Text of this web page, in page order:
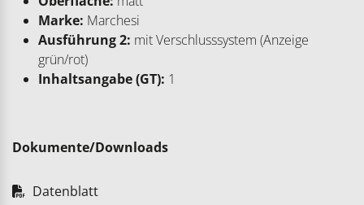
Marke: Marchesi
Ausführung 2: mit Verschlusssystem (Anzeige
grün/rot)
Inhaltsangabe (GT): 1
Dokumente/Downloads
Datenblatt